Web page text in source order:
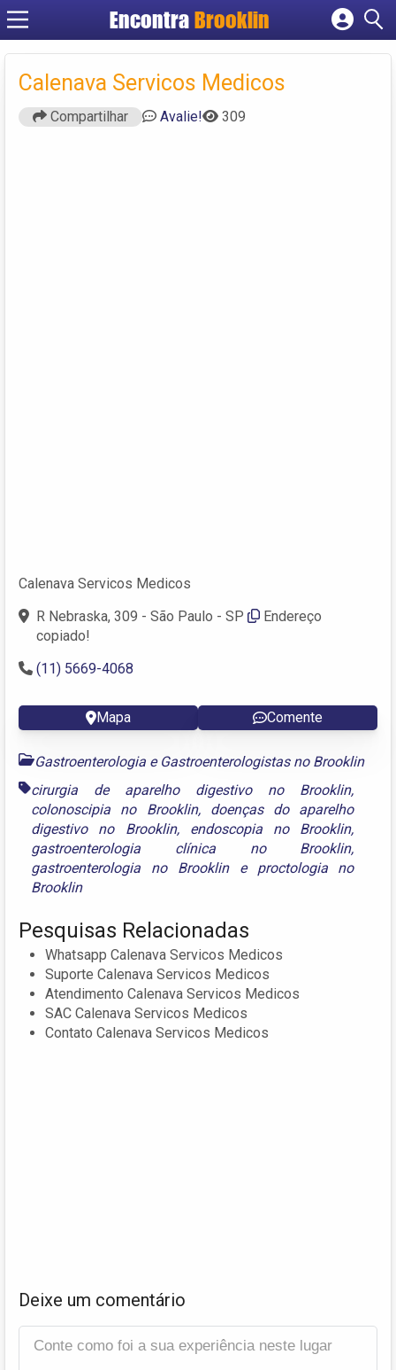
Encontra Brooklin
Cadastrar empresa
Criar conta
Calenava Servicos Medicos
Compartilhar Avalie! 309
Calenava Servicos Medicos
R Nebraska, 309 - São Paulo - SP
Endereço
copiado!
(11) 5669-4068
Mapa Comente
Gastroenterologia e Gastroenterologistas no Brooklin
cirurgia de aparelho digestivo no Brooklin,
colonoscipia no Brooklin, doenças do aparelho
digestivo no Brooklin, endoscopia no Brooklin,
gastroenterologia clínica no Brooklin,
gastroenterologia no Brookline proctologia no
Brooklin
Pesquisas Relacionadas
Whatsapp Calenava Servicos Medicos
Suporte Calenava Servicos Medicos
Atendimento Calenava Servicos Medicos
SAC Calenava Servicos Medicos
Contato Calenava Servicos Medicos
Deixe um comentário